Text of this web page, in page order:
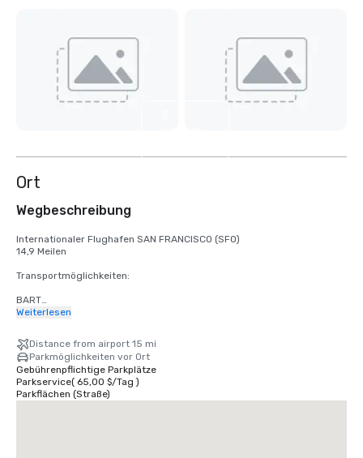
Ort
Wegbeschreibung
Internationaler Flughafen SAN FRANCISCO (SFO)
14,9 Meilen
Transportmöglichkeiten:
BART
Erwachsene
STRASSENBAHN
Öffnungszeiten: Montag bis Freitag: 4 Uhr bis Mitternacht, Samstag: 6
Uhr bis Mitternacht, Sonntag: 8 Uhr bis Mitternacht.
Kostenlos
Weiterlesen
Distance from airport 15 mi
Parkmöglichkeiten vor Ort
Gebührenpflichtige Parkplätze
Parkservice( 65,00 $/Tag )
Parkflächen (Straße)